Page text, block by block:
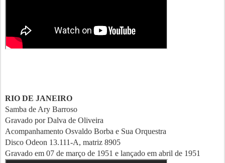
RIO DE JANEIRO
Samba de Ary Barroso
Gravado por Dalva de Oliveira
Acompanhamento Osvaldo Borba e Sua Orquestra
Disco Odeon 13.111-A, matriz 8905
Gravado em 07 de março de 1951 e lançado em abril de 1951